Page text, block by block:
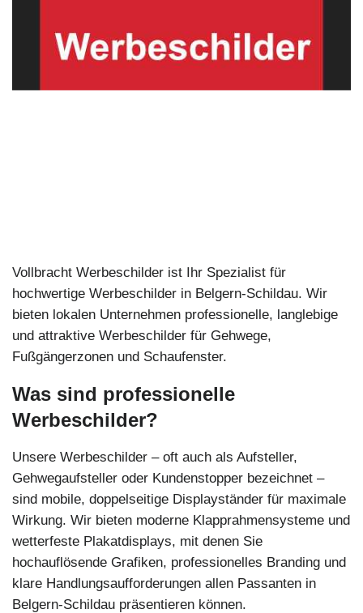
Vollbracht Werbeschilder ist Ihr Spezialist für
hochwertige Werbeschilder in Belgern-Schildau. Wir
bieten lokalen Unternehmen professionelle, langlebige
und attraktive Werbeschilder für Gehwege,
Fußgängerzonen und Schaufenster.
Was sind professionelle
Werbeschilder?
Unsere Werbeschilder – oft auch als Aufsteller,
Gehwegaufsteller oder Kundenstopper bezeichnet –
sind mobile, doppelseitige Displayständer für maximale
Wirkung. Wir bieten moderne Klapprahmensysteme und
wetterfeste Plakatdisplays, mit denen Sie
hochauflösende Grafiken, professionelles Branding und
klare Handlungsaufforderungen allen Passanten in
Belgern-Schildau präsentieren können.